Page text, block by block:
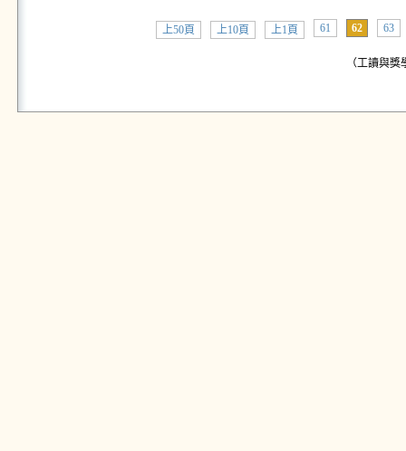
上50頁 上10頁 上1頁 61 62 63
（工讀與